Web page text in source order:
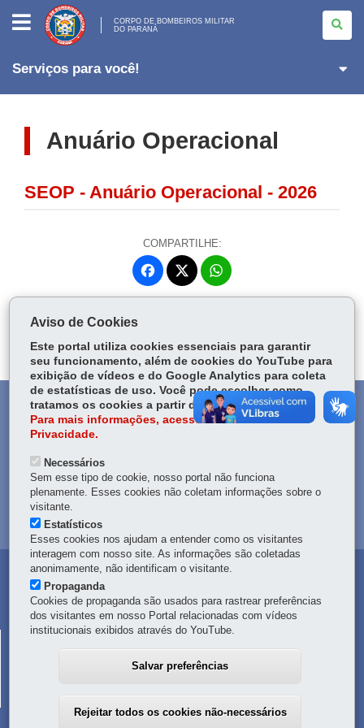
CORPO
DE
BOMBEIROS
MILITAR
PARANÁ
CORPO DE BOMBEIROS MILITAR
DO PARANÁ
Serviços para você!
Anuário Operacional
SEOP - Anuário Operacional - 2026
COMPARTILHE:
Fa
ce
Tw
p
Voltar
MAPA DO SITE
DENUNCIE CORRUPÇÃO
OUVIDORIA
TRANSPARÊNCIA INSTITUCIONAL
CORPO DE BOMBEIROS MILITAR DO PARANÁ
R. Nunes Machado, 100-80250-000-Curitiba
Aviso de Cookies
Este portal utiliza cookies essenciais para garantir
seu funcionamento, além de cookies do YouTube para
exibição de vídeos e do Google Analytics para coleta
de estatísticas de uso. Você pode escolher como
tratamos os cookies a partir das opções abaixo.
Para mais informações, acesse nossa Política de
Privacidade.
Necessários
Sem esse tipo de cookie, nosso portal não funciona
plenamente. Esses cookies não coletam informações sobre o
visitante.
Estatísticos
Esses cookies nos ajudam a entender como os visitantes
interagem com nosso site. As informações são coletadas
anonimamente, não identificam o visitante.
Propaganda
Cookies de propaganda são usados para rastrear preferências
dos visitantes em nosso Portal relacionadas com vídeos
institucionais exibidos através do YouTube.
Salvar preferências
Rejeitar todos os cookies não-necessários